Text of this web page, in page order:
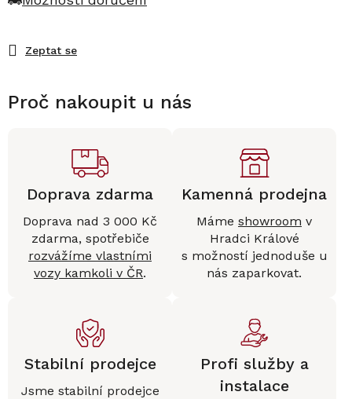
Zeptat se
Proč nakoupit u nás
Doprava zdarma
Doprava nad 3 000 Kč
zdarma, spotřebiče
rozvážíme vlastními
vozy kamkoli v ČR.
Kamenná prodejna
Máme showroom v
Hradci Králové
s možností jednoduše u
nás zaparkovat.
Stabilní prodejce
Jsme stabilní prodejce
Profi služby a
instalace